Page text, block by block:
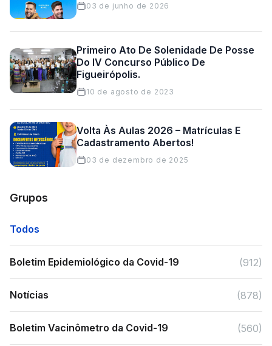
03 de junho de 2026
Primeiro Ato De Solenidade De Posse
Do IV Concurso Público De
Figueirópolis.
10 de agosto de 2023
Volta Às Aulas 2026 – Matrículas E
Cadastramento Abertos!
03 de dezembro de 2025
Grupos
Todos
Boletim Epidemiológico da Covid-19 (912)
Notícias (878)
Boletim Vacinômetro da Covid-19 (560)